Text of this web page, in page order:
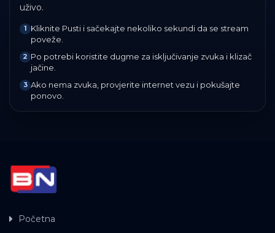
uživo.
1 Kliknite Pusti i sačekajte nekoliko sekundi da se stream
poveže.
2 Po potrebi koristite dugme za isključivanje zvuka i klizač
jačine.
3 Ako nema zvuka, provjerite internet vezu i pokušajte
ponovo.
Početna